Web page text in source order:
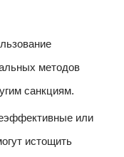
методов
санкциям.
или
истощить